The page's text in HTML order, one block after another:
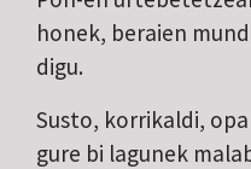
honek, beraien
digu.
Susto, korrikaldi,
gure bi lagunek